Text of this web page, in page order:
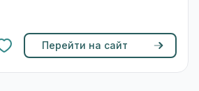
Перейти на сайт